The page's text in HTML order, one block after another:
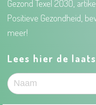
Gezond Texel 2030,
Positieve Gezondheid,
meer!
Lees hier de